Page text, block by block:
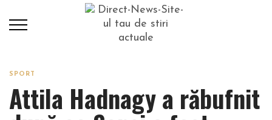
SPORT
Attila Hadnagy a răbufnit